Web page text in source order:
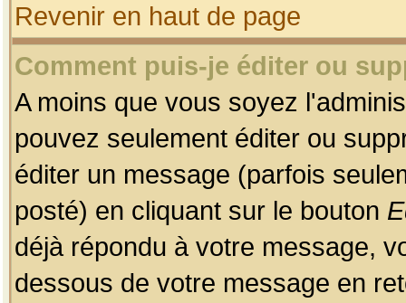
Revenir en haut de page
Comment puis-je éditer ou
A moins que vous soyez
pouvez seulement éditer ou
éditer un message (parfois
posté) en cliquant sur le bouton
déjà répondu à votre message,
dessous de votre message en